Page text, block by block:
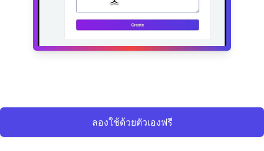
ลองใช้ด้วยตัวเองฟรี